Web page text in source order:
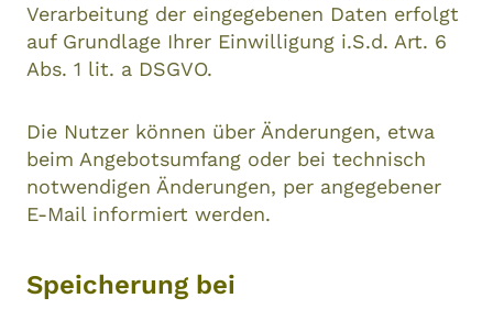
Verarbeitung der eingegebenen Daten erfolgt
auf Grundlage Ihrer Einwilligung i.S.d. Art. 6
Abs. 1 lit. a DSGVO.
Die Nutzer können über Änderungen, etwa
beim Angebotsumfang oder bei technisch
notwendigen Änderungen, per angegebener
E-Mail informiert werden.
Speicherung bei